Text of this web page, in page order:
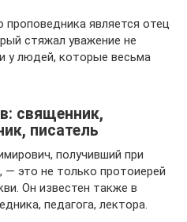
является отец
стяжал уважение не
у людей, которые весьма
священник,
писатель
получивший при
это не только протоиерей
Он известен также в
педагога, лектора.